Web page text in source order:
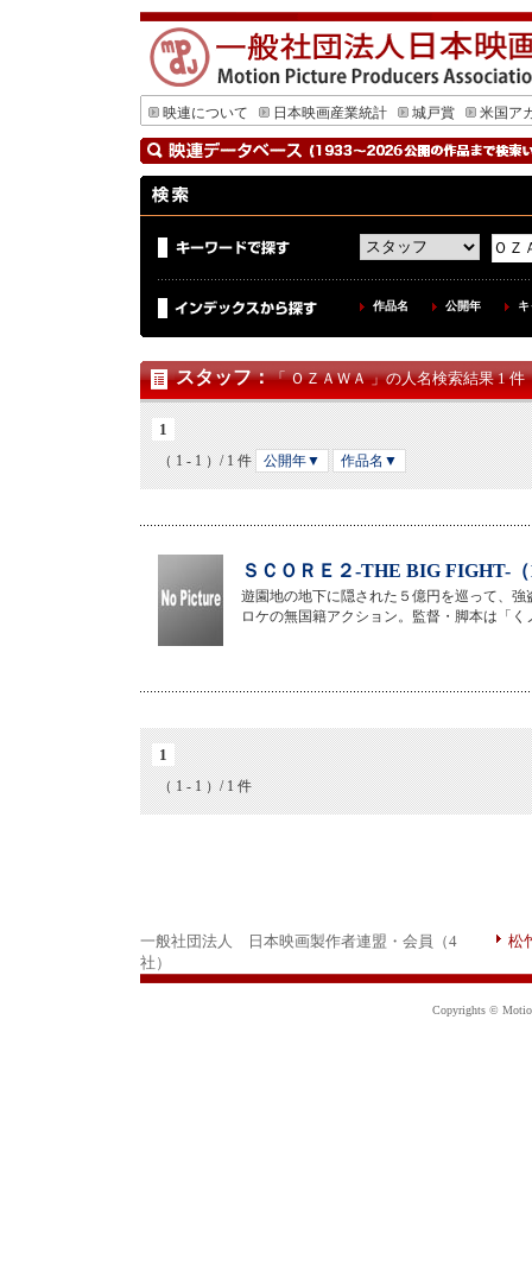
映連について 日本映画産業統計 城戸賞 米国ア
作品名 公開年
スタッフ：「 ＯＺＡＷＡ 」の人名検索結果 1 件
1
（ 1 - 1 ）/ 1 件 公開年▼ 作品名▼
ＳＣＯＲＥ２-THE BIG FIGHT-（
遊園地の地下に隠された５億円を巡って、
ロケの無国籍アクション。監督・脚本は「
1
（ 1 - 1 ）/ 1 件
一般社団法人 日本映画製作者連盟・会員（4
社）
松
Copyrights ©